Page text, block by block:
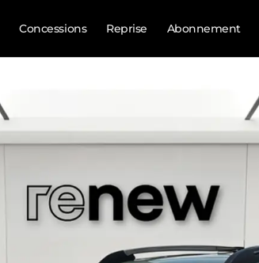
Concessions Reprise Abonnement